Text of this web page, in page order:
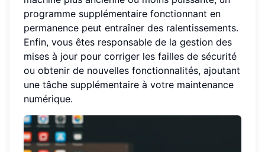
programme supplémentaire fonctionnant en
permanence peut entraîner des ralentissements.
Enfin, vous êtes responsable de la gestion des
mises à jour pour corriger les failles de sécurité
ou obtenir de nouvelles fonctionnalités, ajoutant
une tâche supplémentaire à votre maintenance
numérique.